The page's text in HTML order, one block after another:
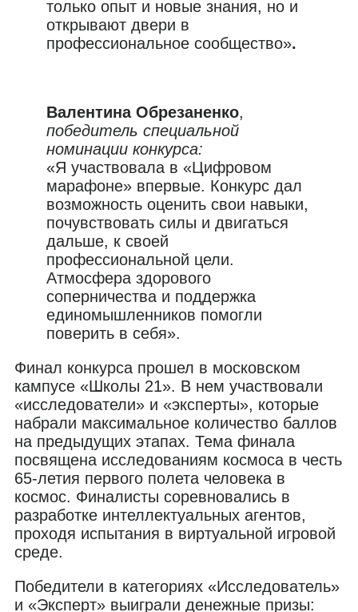
только опыт и новые знания, но и
открывают двери в
профессиональное сообщество».
Валентина Обрезаненко,
победитель специальной
номинации конкурса:
«Я участвовала в «Цифровом
марафоне» впервые. Конкурс дал
возможность оценить свои навыки,
почувствовать силы и двигаться
дальше, к своей
профессиональной цели.
Атмосфера здорового
соперничества и поддержка
единомышленников помогли
поверить в себя».
Финал конкурса прошел в московском
кампусе «Школы 21». В нем участвовали
«исследователи» и «эксперты», которые
набрали максимальное количество баллов
на предыдущих этапах. Тема финала
посвящена исследованиям космоса в честь
65-летия первого полета человека в
космос. Финалисты соревновались в
разработке интеллектуальных агентов,
проходя испытания в виртуальной игровой
среде.
Победители в категориях «Исследователь»
и «Эксперт» выиграли денежные призы: